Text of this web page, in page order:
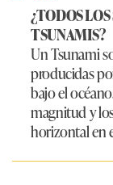
¿TODOS
TSUNAMIS?
Un Tsunami
producidas
bajo el
magnitud y
horizontal en